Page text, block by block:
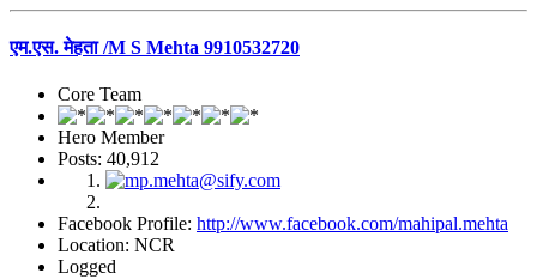
एम.एस. मेहता /M S Mehta 9910532720
Core Team
Hero Member
Posts: 40,912
Facebook Profile: http://www.facebook.com/mahipal.mehta
Location: NCR
Logged